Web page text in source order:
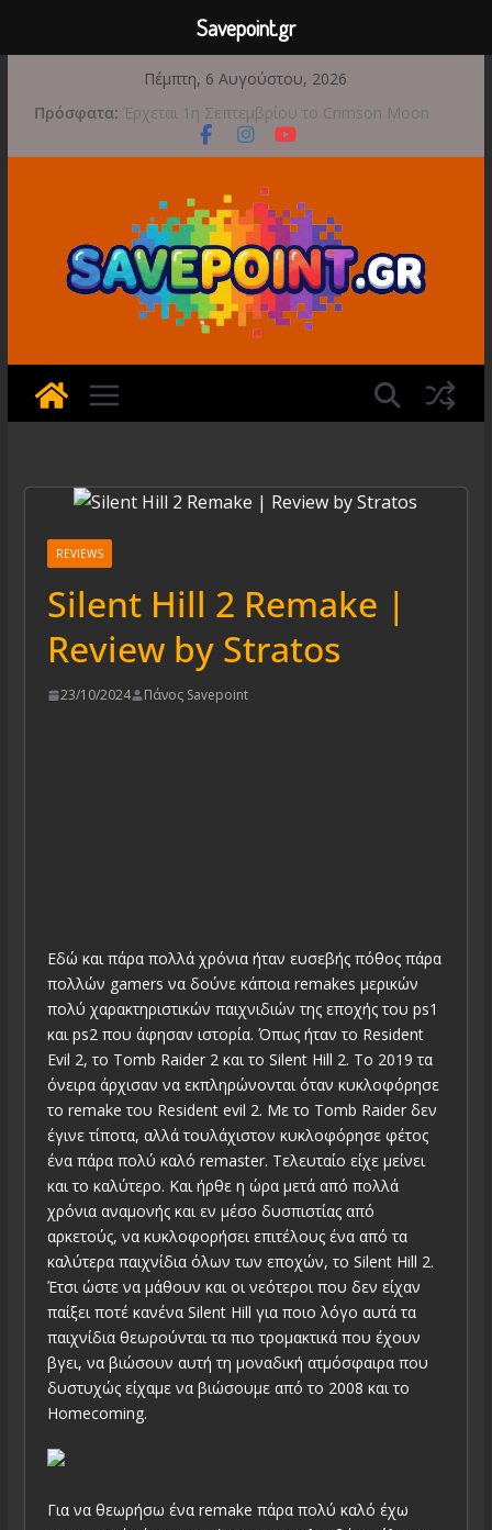
περιεχόμενο
Πέμπτη, 6 Αυγούστου, 2026
Πρόσφατα: Bread & Fred: Φτάνει σε νέες κορυφές με
αποκλειστικές Limited Editions από την Atari
Έρχεται 1η Σεπτεμβρίου το Crimson Moon
Reincarnation μετά την ανάμεικτη υποδοχή
Ξεκινήσαν οι προπαραγγελίες για το The
Walking Dead: Streets of Survival
Διαρροή-Βόμβα: Η Microsoft Φέρνει το
Backwards Compatibility των Original Xbox &
Xbox 360 στο PC
REVIEWS
Silent Hill 2 Remake |
Review by Stratos
23/10/2024 Πάνος Savepoint
Εδώ και πάρα πολλά χρόνια ήταν ευσεβής πόθος πάρα
πολλών gamers να δούνε κάποια remakes μερικών
πολύ χαρακτηριστικών παιχνιδιών της εποχής του ps1
και ps2 που άφησαν ιστορία. Όπως ήταν το Resident
Evil 2, το Tomb Raider 2 και το Silent Hill 2. Το 2019 τα
όνειρα άρχισαν να εκπληρώνονται όταν κυκλοφόρησε
το remake του Resident evil 2. Με το Tomb Raider δεν
έγινε τίποτα, αλλά τουλάχιστον κυκλοφόρησε φέτος
ένα πάρα πολύ καλό remaster. Τελευταίο είχε μείνει
και το καλύτερο. Και ήρθε η ώρα μετά από πολλά
χρόνια αναμονής και εν μέσο δυσπιστίας από
αρκετούς, να κυκλοφορήσει επιτέλους ένα από τα
καλύτερα παιχνίδια όλων των εποχών, το Silent Hill 2.
Έτσι ώστε να μάθουν και οι νεότεροι που δεν είχαν
παίξει ποτέ κανένα Silent Hill για ποιο λόγο αυτά τα
παιχνίδια θεωρούνται τα πιο τρομακτικά που έχουν
βγει, να βιώσουν αυτή τη μοναδική ατμόσφαιρα που
δυστυχώς είχαμε να βιώσουμε από το 2008 και το
Homecoming.
Για να θεωρήσω ένα remake πάρα πολύ καλό έχω
Savepoint.gr